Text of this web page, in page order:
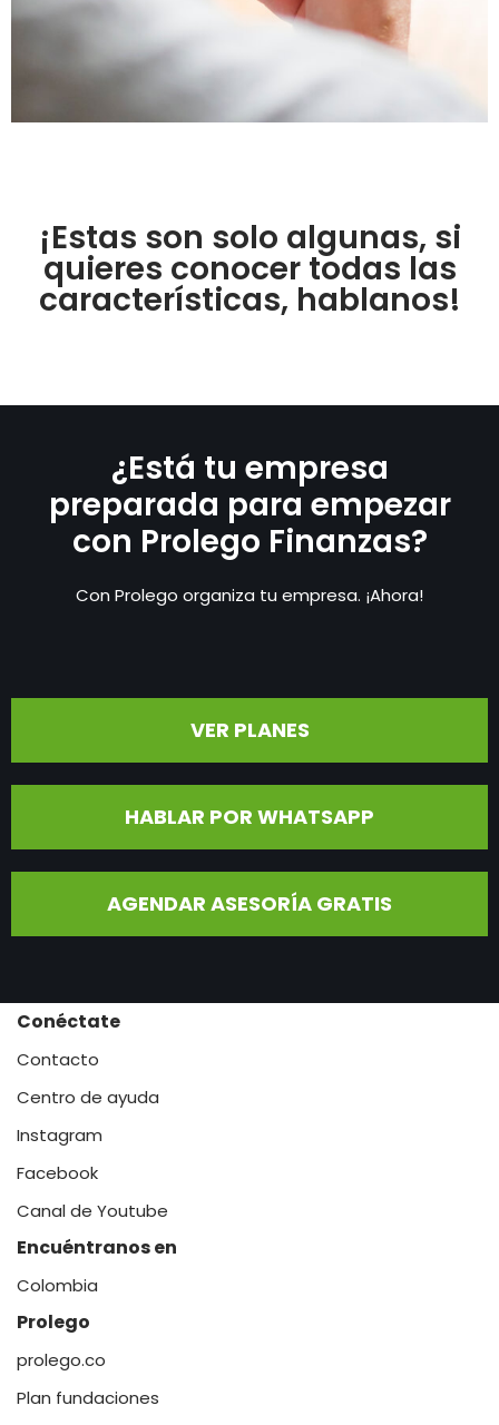
¡Estas son solo algunas, si
quieres conocer todas las
características, hablanos!
¿Está tu empresa
preparada para empezar
con Prolego Finanzas?
Con Prolego organiza tu empresa. ¡Ahora!
VER PLANES
HABLAR POR WHATSAPP
AGENDAR ASESORÍA GRATIS
Conéctate
Contacto
Centro de ayuda
Instagram
Facebook
Canal de Youtube
Encuéntranos en
Colombia
Prolego
prolego.co
Plan fundaciones